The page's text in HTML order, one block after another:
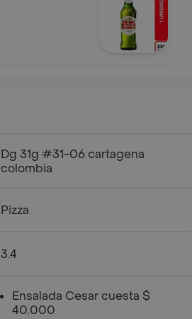
Dg 31g #31-06 cartagena
colombia
Pizza
3.4
Ensalada Cesar cuesta $
40.000